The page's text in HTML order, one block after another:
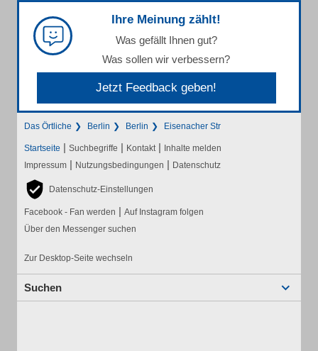
Ihre Meinung zählt!
Was gefällt Ihnen gut?
Was sollen wir verbessern?
Jetzt Feedback geben!
Das Örtliche Berlin Berlin Eisenacher Str
Startseite | Suchbegriffe | Kontakt | Inhalte melden
Impressum | Nutzungsbedingungen | Datenschutz
Datenschutz-Einstellungen
Facebook - Fan werden | Auf Instagram folgen
Über den Messenger suchen
Zur Desktop-Seite wechseln
Suchen